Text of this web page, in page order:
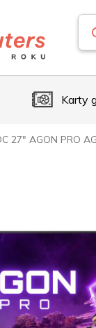
Karty
27″ AGON PRO